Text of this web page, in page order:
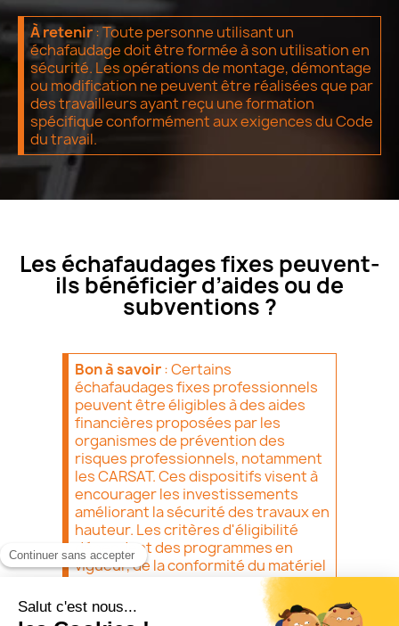
À retenir: Toute personne utilisant un
échafaudage doit être formée à son utilisation en
sécurité. Les opérations de montage, démontage
ou modification ne peuvent être réalisées que par
des travailleurs ayant reçu une formation
spécifique conformément aux exigences du Code
du travail.
Les échafaudages fixes peuvent-
ils bénéficier d’aides ou de
subventions ?
Bon à savoir: Certains
échafaudages fixes professionnels
peuvent être éligibles à des aides
financières proposées par les
organismes de prévention des
risques professionnels, notamment
les CARSAT. Ces dispositifs visent à
encourager les investissements
améliorant la sécurité des travaux en
hauteur. Les critères d'éligibilité
dépendent des programmes en
vigueur, de la conformité du matériel
et de la situation de l'entreprise.